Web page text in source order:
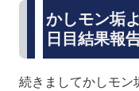
かしモン垢
日目結果報
続きましてかしモ